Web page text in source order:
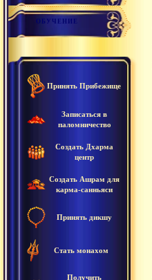
ОБУЧЕНИЕ
Принять Прибежище
Записаться в
паломничество
Создать Дхарма
центр
Создать Ашрам для
карма-санньяси
Принять дикшу
Стать монахом
Получить